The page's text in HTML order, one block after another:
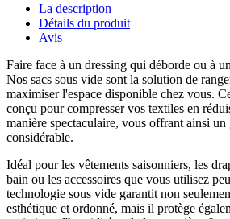
La description
Détails du produit
Avis
Faire face à un dressing qui déborde ou à
Nos sacs sous vide sont la solution de
maximiser l'espace disponible chez vous.
conçu pour compresser vos textiles en
manière spectaculaire, vous offrant ainsi un
considérable.
Idéal pour les vêtements saisonniers, les
bain ou les accessoires que vous utilisez
technologie sous vide garantit non
esthétique et ordonné, mais il protège